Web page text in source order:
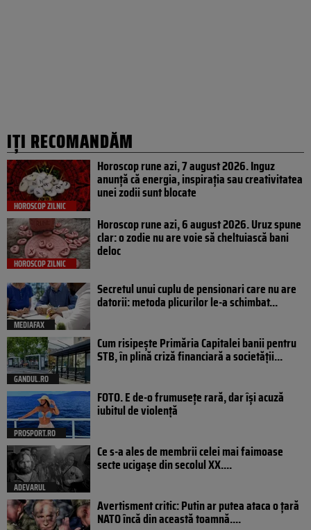
IȚI RECOMANDĂM
HOROSCOP ZILNIC
Horoscop rune azi, 7 august 2026. Inguz
anunță că energia, inspirația sau creativitatea
unei zodii sunt blocate
HOROSCOP ZILNIC
Horoscop rune azi, 6 august 2026. Uruz spune
clar: o zodie nu are voie să cheltuiască bani
deloc
MEDIAFAX
Secretul unui cuplu de pensionari care nu are
datorii: metoda plicurilor le-a schimbat...
GANDUL.RO
Cum risipește Primăria Capitalei banii pentru
STB, în plină criză financiară a societății...
PROSPORT.RO
FOTO. E de-o frumusețe rară, dar își acuză
iubitul de violență
ADEVARUL
Ce s-a ales de membrii celei mai faimoase
secte ucigașe din secolul XX....
Avertisment critic: Putin ar putea ataca o țară
NATO încă din această toamnă....